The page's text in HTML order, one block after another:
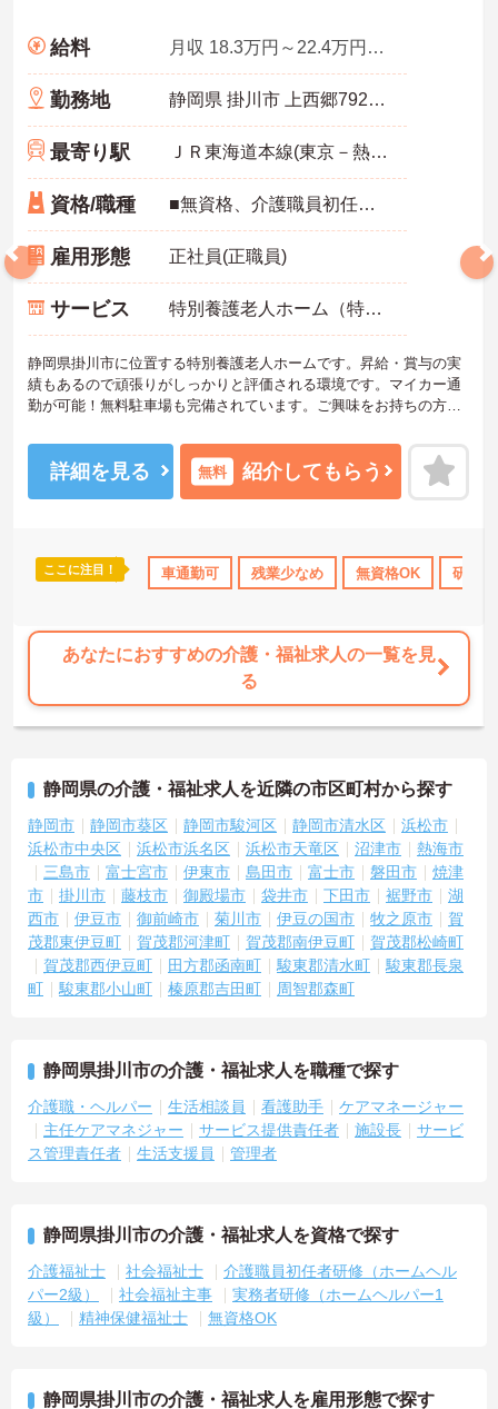
無資格OK 社会保険完備 交通費支給
給料 月収 18.3万円～22.4万円程度※特殊業務手当込
勤務地 静岡県 掛川市 上西郷7921-1
最寄り駅 ＪＲ東海道本線(東京－熱海)「掛川駅」バス・車13分
資格/職種 ■無資格、介護職員初任者研修、実務者研修、介護福祉士のいずれか ■経験不問
雇用形態 正社員(正職員)
サービス 特別養護老人ホーム（特養）
静岡県掛川市に位置する特別養護老人ホームです。昇給・賞与の実
績もあるので頑張りがしっかりと評価される環境です。マイカー通
勤が可能！無料駐車場も完備されています。ご興味をお持ちの方は
詳細を見る 無料 紹介してもらう
ここに注目！ 車通勤可 残業少なめ 無資格OK 研修
あなたにおすすめの介護・福祉求人の一覧を見
る
静岡県の介護・福祉求人を近隣の市区町村から探す
静岡市 静岡市葵区 静岡市駿河区 静岡市清水区
浜松市
浜松市中央区
浜松市浜名区 浜松市天竜区 沼津市
熱海市
三島市
富士宮市 伊東市 島田市 富士市 磐田市
焼津
市
掛川市 藤枝市 御殿場市 袋井市 下田市 裾野市
湖
西市
伊豆市 御前崎市 菊川市 伊豆の国市 牧之原市
賀
茂郡東伊豆町
賀茂郡河津町 賀茂郡南伊豆町
賀茂郡松崎町
賀茂郡西伊豆町
田方郡函南町 駿東郡清水町
駿東郡長泉
町
駿東郡小山町 榛原郡吉田町 周智郡森町
静岡県掛川市の介護・福祉求人を職種で探す
介護職・ヘルパー 生活相談員 看護助手
ケアマネージャー
主任ケアマネジャー
サービス提供責任者 施設長
サービ
ス管理責任者
生活支援員 管理者
静岡県掛川市の介護・福祉求人を資格で探す
介護福祉士 社会福祉士
介護職員初任者研修（ホームヘル
パー2級）
社会福祉主事
実務者研修（ホームヘルパー1
級）
精神保健福祉士 無資格OK
静岡県掛川市の介護・福祉求人を雇用形態で探す